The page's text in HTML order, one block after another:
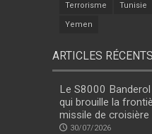
Terrorisme Tunisie
Yemen
ARTICLES RÉCENTS
Le S8000
qui brouille la
missile de croisière
30/07/2026